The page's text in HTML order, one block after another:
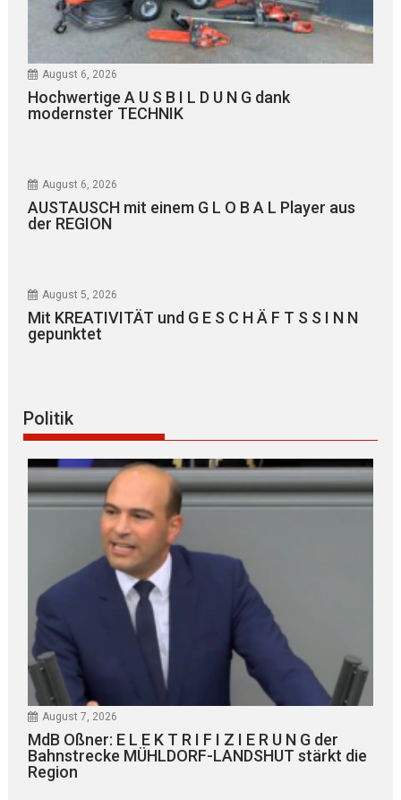
August 6, 2026
Hochwertige A U S B I L D U N G dank
modernster TECHNIK
August 6, 2026
AUSTAUSCH mit einem G L O B A L Player aus
der REGION
August 5, 2026
Mit KREATIVITÄT und G E S C H Ä F T S S I N N
gepunktet
Politik
August 7, 2026
MdB Oßner: E L E K T R I F I Z I E R U N G der
Bahnstrecke MÜHLDORF-LANDSHUT stärkt die
Region